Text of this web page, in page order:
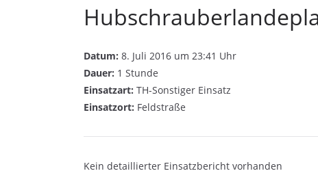
Datum: 8. Juli 2016 um 23:41 Uhr
Dauer: 1 Stunde
Einsatzart: TH-Sonstiger Einsatz
Einsatzort: Feldstraße
Kein detaillierter Einsatzbericht vorhanden